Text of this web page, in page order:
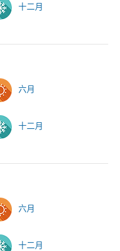
十二月
六月
十二月
六月
十二月